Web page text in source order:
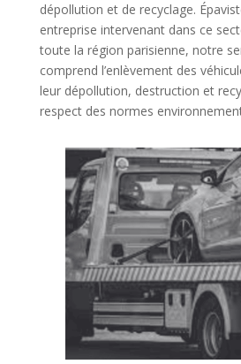
dépollution et de recyclage.
entreprise intervenant dans ce
toute la région parisienne, notre
comprend l’enlèvement des
leur dépollution, destruction et
respect des normes